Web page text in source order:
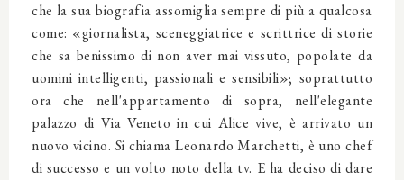
che la sua biografia assomiglia sempre di più a qualcosa
come: «giornalista, sceneggiatrice e scrittrice di storie
che sa benissimo di non aver mai vissuto, popolate da
uomini intelligenti, passionali e sensibili»; soprattutto
ora che nell'appartamento di sopra, nell'elegante
palazzo di Via Veneto in cui Alice vive, è arrivato un
nuovo vicino. Si chiama Leonardo Marchetti, è uno chef
di successo e un volto noto della tv. E ha deciso di dare